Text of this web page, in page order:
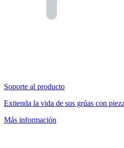
Soporte al producto
Extienda la vida de sus grúas con
Más información